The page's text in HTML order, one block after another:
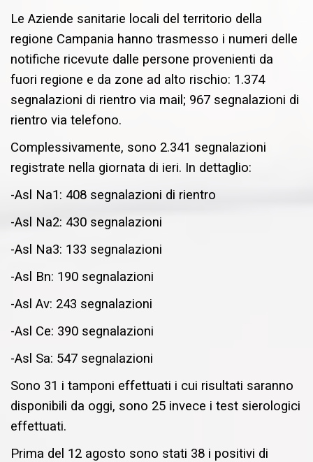
Le Aziende sanitarie locali del territorio della
regione Campania hanno trasmesso i numeri delle
notifiche ricevute dalle persone provenienti da
fuori regione e da zone ad alto rischio: 1.374
segnalazioni di rientro via mail; 967 segnalazioni di
rientro via telefono.
Complessivamente, sono 2.341 segnalazioni
registrate nella giornata di ieri. In dettaglio:
-Asl Na1: 408 segnalazioni di rientro
-Asl Na2: 430 segnalazioni
-Asl Na3: 133 segnalazioni
-Asl Bn: 190 segnalazioni
-Asl Av: 243 segnalazioni
-Asl Ce: 390 segnalazioni
-Asl Sa: 547 segnalazioni
Sono 31 i tamponi effettuati i cui risultati saranno
disponibili da oggi, sono 25 invece i test sierologici
effettuati.
Prima del 12 agosto sono stati 38 i positivi di